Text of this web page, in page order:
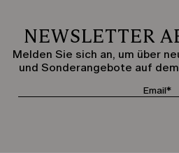
NEWSLETTER
Melden Sie sich an, um über
und Sonderangebote auf